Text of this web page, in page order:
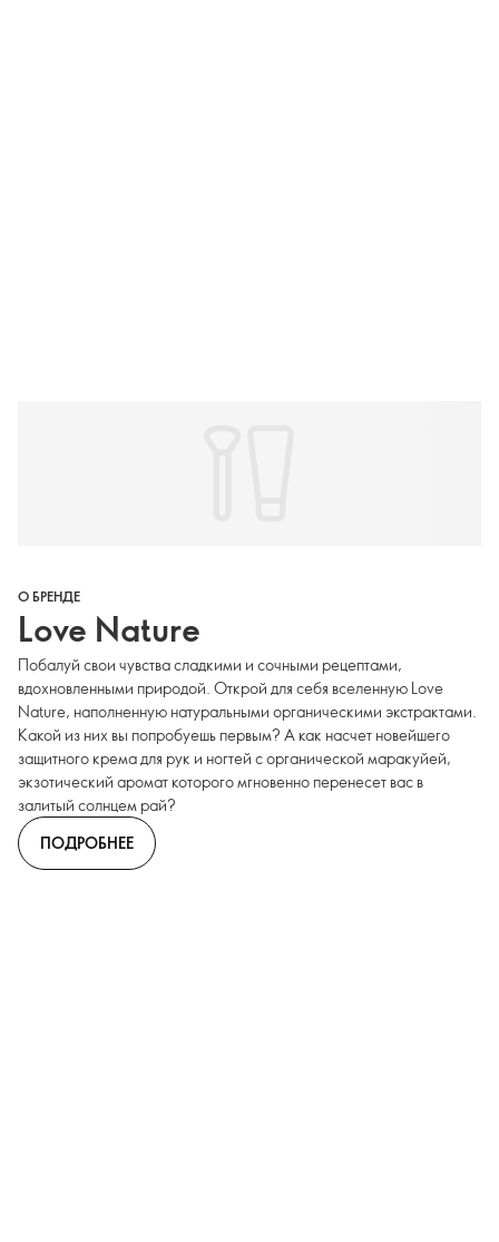
О БРЕНДЕ
Love Nature
Побалуй свои чувства сладкими и сочными рецептами,
вдохновленными природой. Открой для себя вселенную Love
Nature, наполненную натуральными органическими экстрактами.
Какой из них вы попробуешь первым? А как насчет новейшего
защитного крема для рук и ногтей с органической маракуйей,
экзотический аромат которого мгновенно перенесет вас в
залитый солнцем рай?
ПОДРОБНЕЕ